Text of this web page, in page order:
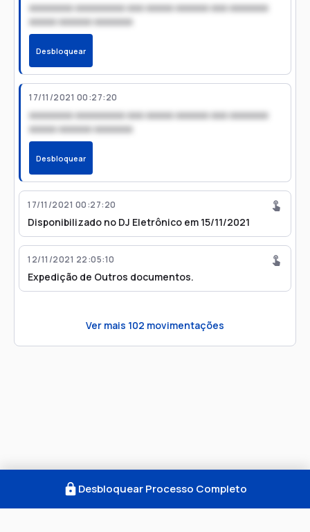
xxxxxxxx xxxxxxxxx xxx xxxxx xxxxxx xxx xxxxxxx
xxxxx xxxxxx xxxxxxx
Desbloquear
17/11/2021 00:27:20
xxxxxxxx xxxxxxxxx xxx xxxxx xxxxxx xxx xxxxxxx
xxxxx xxxxxx xxxxxxx
Desbloquear
17/11/2021 00:27:20
Disponibilizado no DJ Eletrônico em 15/11/2021
12/11/2021 22:05:10
Expedição de Outros documentos.
Ver mais 102 movimentações
Desbloquear Processo Completo